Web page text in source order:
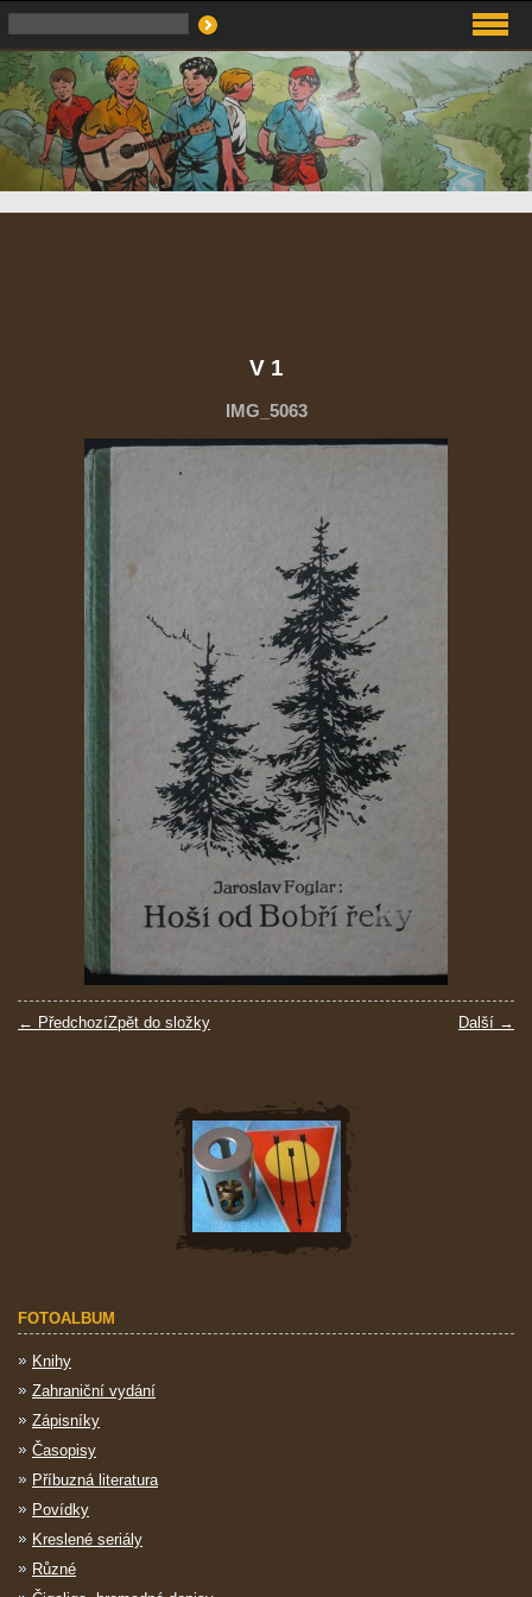
V 1
IMG_5063
← Předchozí Další →
Zpět do složky
FOTOALBUM
Knihy
Zahraniční vydání
Zápisníky
Časopisy
Příbuzná literatura
Povídky
Kreslené seriály
Různé